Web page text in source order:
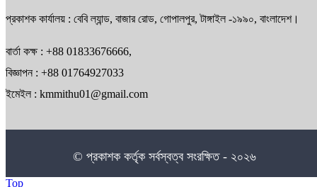
প্রকাশক কার্যালয় : বেবি ল্যান্ড, বাজার রোড, গোপালপুর, টাঙ্গাইল -১৯৯০, বাংলাদেশ।
বার্তা কক্ষ : +88 01833676666,
বিজ্ঞাপন : +88 01764927033
ইমেইল : kmmithu01@gmail.com
© প্রকাশক কর্তৃক সর্বস্বত্ব সংরক্ষিত - ২০২৬
Top